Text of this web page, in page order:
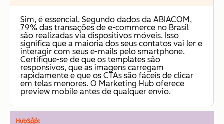
Sim, é essencial. Segundo dados da ABIACOM,
79% das transações de e-commerce no Brasil
são realizadas via dispositivos móveis. Isso
significa que a maioria dos seus contatos vai ler e
interagir com seus e-mails pelo smartphone.
Certifique-se de que os templates são
responsivos, que as imagens carregam
rapidamente e que os CTAs são fáceis de clicar
em telas menores. O Marketing Hub oferece
preview mobile antes de qualquer envio.